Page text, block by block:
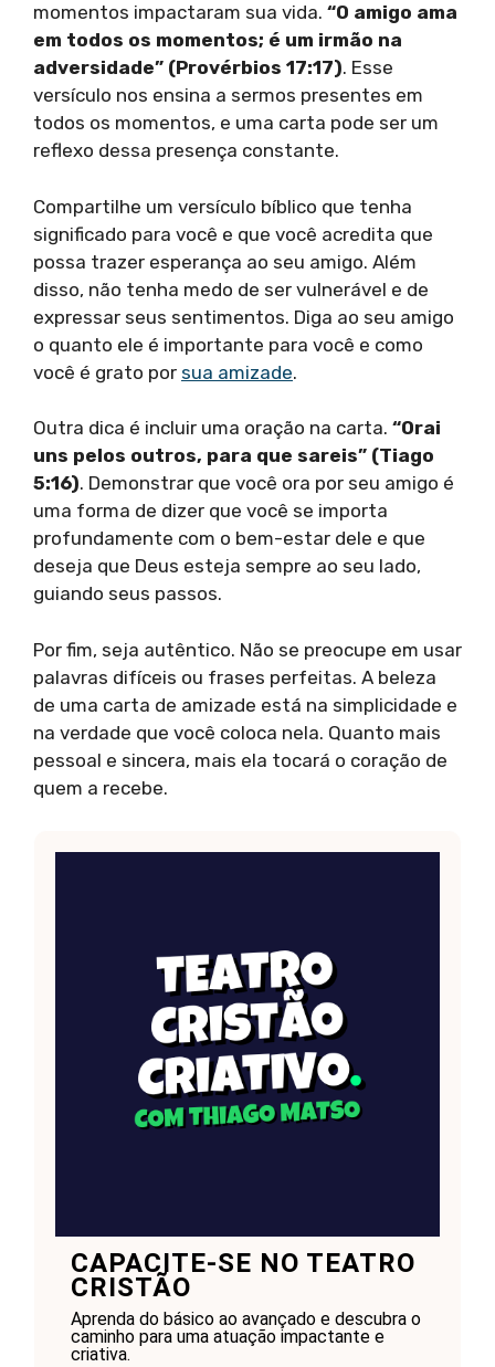
momentos impactaram sua vida. “O amigo ama
em todos os momentos; é um irmão na
adversidade” (Provérbios 17:17). Esse
versículo nos ensina a sermos presentes em
todos os momentos, e uma carta pode ser um
reflexo dessa presença constante.
Compartilhe um versículo bíblico que tenha
significado para você e que você acredita que
possa trazer esperança ao seu amigo. Além
disso, não tenha medo de ser vulnerável e de
expressar seus sentimentos. Diga ao seu amigo
o quanto ele é importante para você e como
você é grato por sua amizade.
Outra dica é incluir uma oração na carta. “Orai
uns pelos outros, para que sareis” (Tiago
5:16). Demonstrar que você ora por seu amigo é
uma forma de dizer que você se importa
profundamente com o bem-estar dele e que
deseja que Deus esteja sempre ao seu lado,
guiando seus passos.
Por fim, seja autêntico. Não se preocupe em usar
palavras difíceis ou frases perfeitas. A beleza
de uma carta de amizade está na simplicidade e
na verdade que você coloca nela. Quanto mais
pessoal e sincera, mais ela tocará o coração de
quem a recebe.
CAPACITE-SE NO TEATRO
CRISTÃO
Aprenda do básico ao avançado e descubra o
caminho para uma atuação impactante e
criativa.